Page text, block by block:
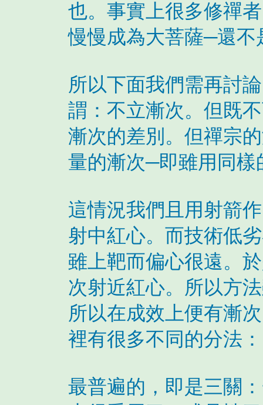
也。事實上很多修禪
慢慢成為大菩薩─還不
所以下面我們需再討
謂：不立漸次。但既
漸次的差別。但禪宗
量的漸次─即雖用同樣
這情況我們且用射箭
射中紅心。而技術低
雖上靶而偏心很遠。
次射近紅心。所以方
所以在成效上便有漸
裡有很多不同的分法：
最普遍的，即是三關